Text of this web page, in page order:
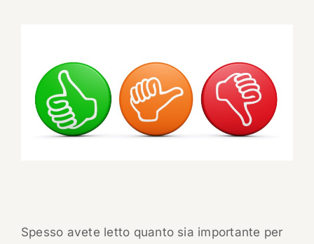
Spesso avete letto quanto sia importante per